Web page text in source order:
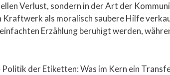
Verlust, sondern in der Art der
als moralisch saubere Hilfe
Erzählung beruhigt werden,
der Etiketten: Was im Kern ein